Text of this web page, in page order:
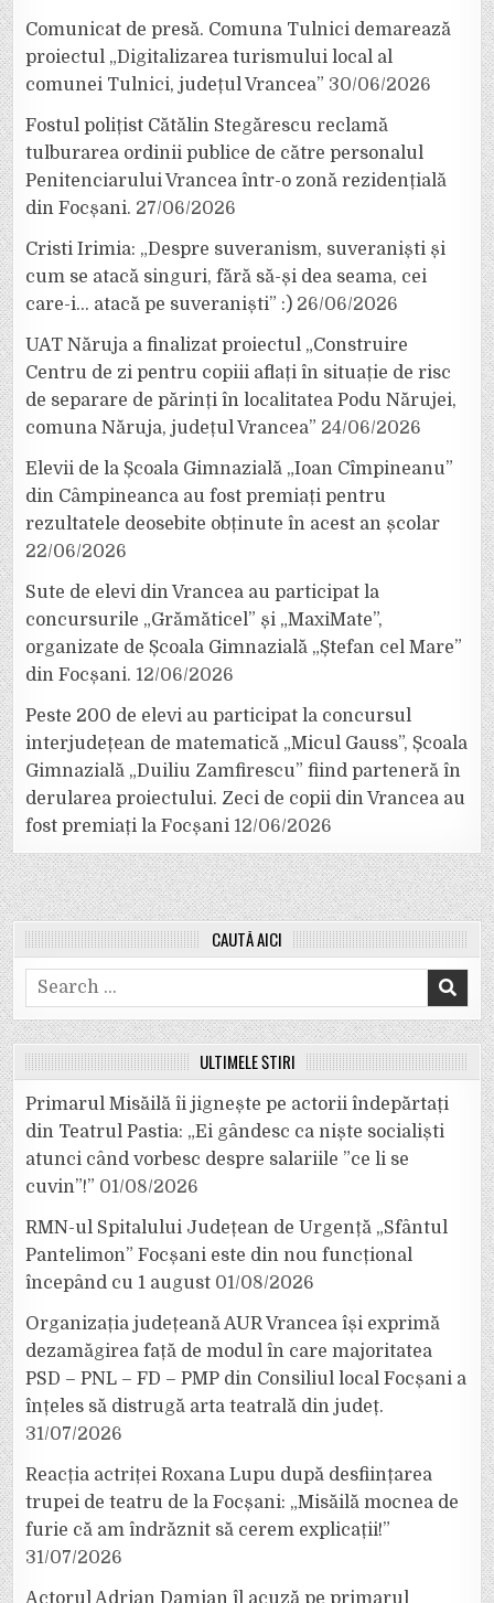
Comunicat de presă. Comuna Tulnici demarează
proiectul „Digitalizarea turismului local al
comunei Tulnici, județul Vrancea” 30/06/2026
Fostul polițist Cătălin Stegărescu reclamă
tulburarea ordinii publice de către personalul
Penitenciarului Vrancea într-o zonă rezidențială
din Focșani. 27/06/2026
Cristi Irimia: „Despre suveranism, suveraniști și
cum se atacă singuri, fără să-și dea seama, cei
care-i… atacă pe suveraniști” :) 26/06/2026
UAT Năruja a finalizat proiectul „Construire
Centru de zi pentru copiii aflați în situație de risc
de separare de părinți în localitatea Podu Nărujei,
comuna Năruja, județul Vrancea” 24/06/2026
Elevii de la Școala Gimnazială „Ioan Cîmpineanu”
din Câmpineanca au fost premiați pentru
rezultatele deosebite obținute în acest an școlar
22/06/2026
Sute de elevi din Vrancea au participat la
concursurile „Grămăticel” și „MaxiMate”,
organizate de Școala Gimnazială „Ștefan cel Mare”
din Focșani. 12/06/2026
Peste 200 de elevi au participat la concursul
interjudețean de matematică „Micul Gauss”, Școala
Gimnazială „Duiliu Zamfirescu” fiind parteneră în
derularea proiectului. Zeci de copii din Vrancea au
fost premiați la Focșani 12/06/2026
CAUTĂ AICI
Search
for:
ULTIMELE ȘTIRI
Primarul Misăilă îi jignește pe actorii îndepărtați
din Teatrul Pastia: „Ei gândesc ca niște socialiști
atunci când vorbesc despre salariile ”ce li se
cuvin”!” 01/08/2026
RMN-ul Spitalului Județean de Urgență „Sfântul
Pantelimon” Focșani este din nou funcțional
începând cu 1 august 01/08/2026
Organizația județeană AUR Vrancea își exprimă
dezamăgirea față de modul în care majoritatea
PSD – PNL – FD – PMP din Consiliul local Focșani a
înțeles să distrugă arta teatrală din județ.
31/07/2026
Reacția actriței Roxana Lupu după desființarea
trupei de teatru de la Focșani: „Misăilă mocnea de
furie că am îndrăznit să cerem explicații!”
31/07/2026
Actorul Adrian Damian îl acuză pe primarul